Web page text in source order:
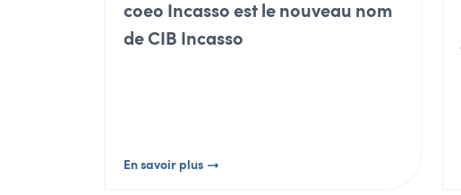
coeo Incasso est le nouveau nom
de CIB Incasso
En savoir plus